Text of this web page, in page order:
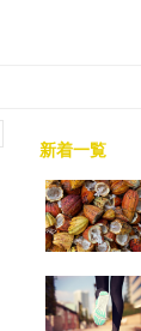
新着一覧